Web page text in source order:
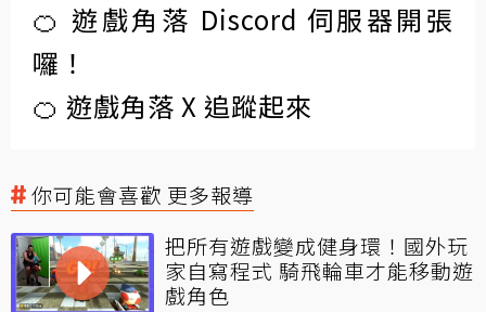
🍊 遊戲角落 Discord 伺服器開張
囉！
🍊 遊戲角落 X 追蹤起來
你可能會喜歡 更多報導
把所有遊戲變成健身環！國外玩
家自寫程式 騎飛輪車才能移動遊
戲角色